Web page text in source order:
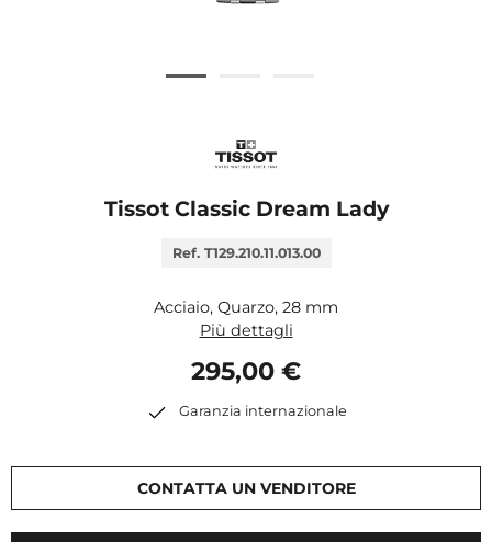
Tissot Classic Dream Lady
Ref. T129.210.11.013.00
Acciaio, Quarzo, 28 mm
Più dettagli
295,00 €
Garanzia internazionale
CONTATTA UN VENDITORE